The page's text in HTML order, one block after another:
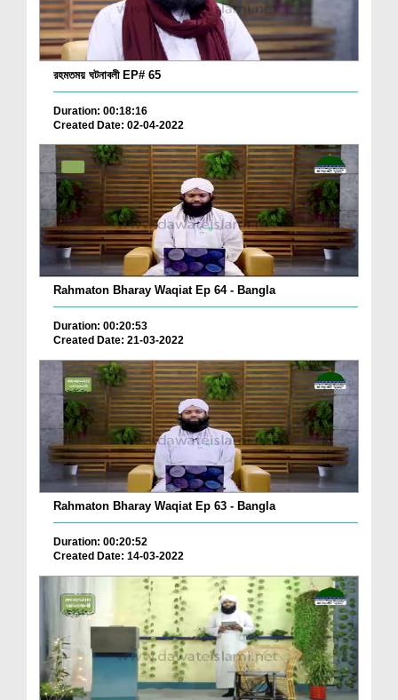
রহমতময় ঘটনাবলী EP# 65
Duration: 00:18:16
Created Date: 02-04-2022
Rahmaton Bharay Waqiat Ep 64 - Bangla
Duration: 00:20:53
Created Date: 21-03-2022
Rahmaton Bharay Waqiat Ep 63 - Bangla
Duration: 00:20:52
Created Date: 14-03-2022